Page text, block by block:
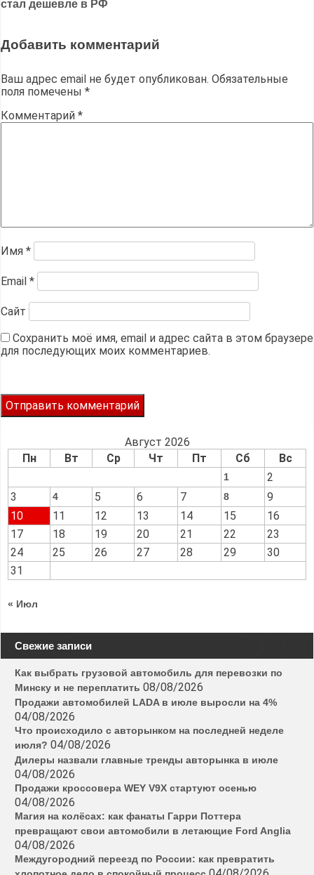
записям
стал дешевле в РФ
Добавить комментарий
Ваш адрес email не будет опубликован. Обязательные
поля помечены *
Комментарий *
Имя *
Email *
Сайт
Сохранить моё имя, email и адрес сайта в этом браузере
для последующих моих комментариев.
Август 2026
Пн
Пт Вс
1
2
3
4 5 6 7 8
9
10
24
« Июл
Свежие записи
Как выбрать грузовой автомобиль для перевозки по
Минску и не переплатить
Продажи автомобилей LADA в июле выросли на 4%
04/08/2026
Что происходило с авторынком на последней неделе
июля? 04/08/2026
Дилеры назвали главные тренды авторынка в июле
04/08/2026
Продажи кроссовера WEY V9X стартуют осенью
04/08/2026
Магия на колёсах: как фанаты Гарри Поттера